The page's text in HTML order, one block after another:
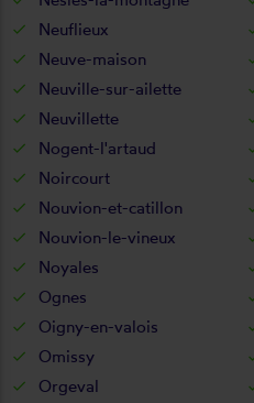
Neuflieux
Neuve-maison
Neuville-sur-ailette
Neuvillette
Nogent-l'artaud
Noircourt
Nouvion-et-catillon
Nouvion-le-vineux
Noyales
Ognes
Oigny-en-valois
Omissy
Orgeval